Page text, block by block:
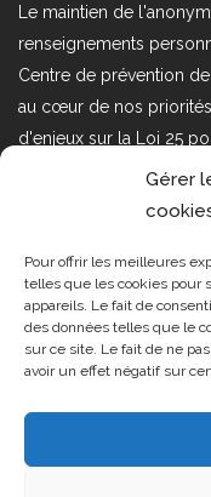
Gérer
Pour offrir les meilleures
telles que les cookies pour
appareils. Le fait de
des données telles que le
sur ce site. Le fait de ne
avoir un effet négatif sur
Le maintien de
renseignements
Centre de prévention
au cœur de nos
d'enjeux sur la Loi 25
personnels dans le
nous à l'adresse
Tous droits réservés @2019
| Centre de prévention de la
radicalisation menant à la
(CPRMV)